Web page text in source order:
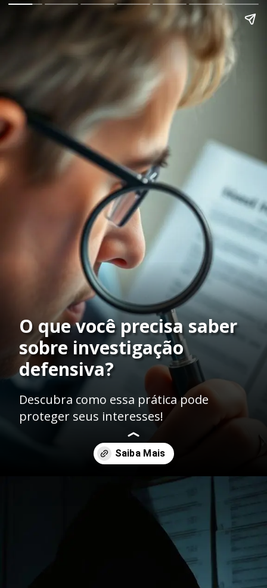
O que você precisa saber
sobre investigação
defensiva?
Descubra como essa prática pode
proteger seus interesses!